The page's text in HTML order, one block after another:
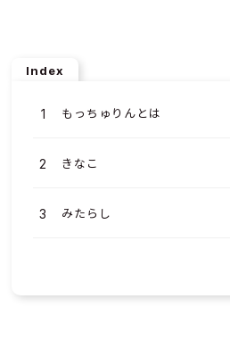
Index
もっちゅりんとは
きなこ
みたらし